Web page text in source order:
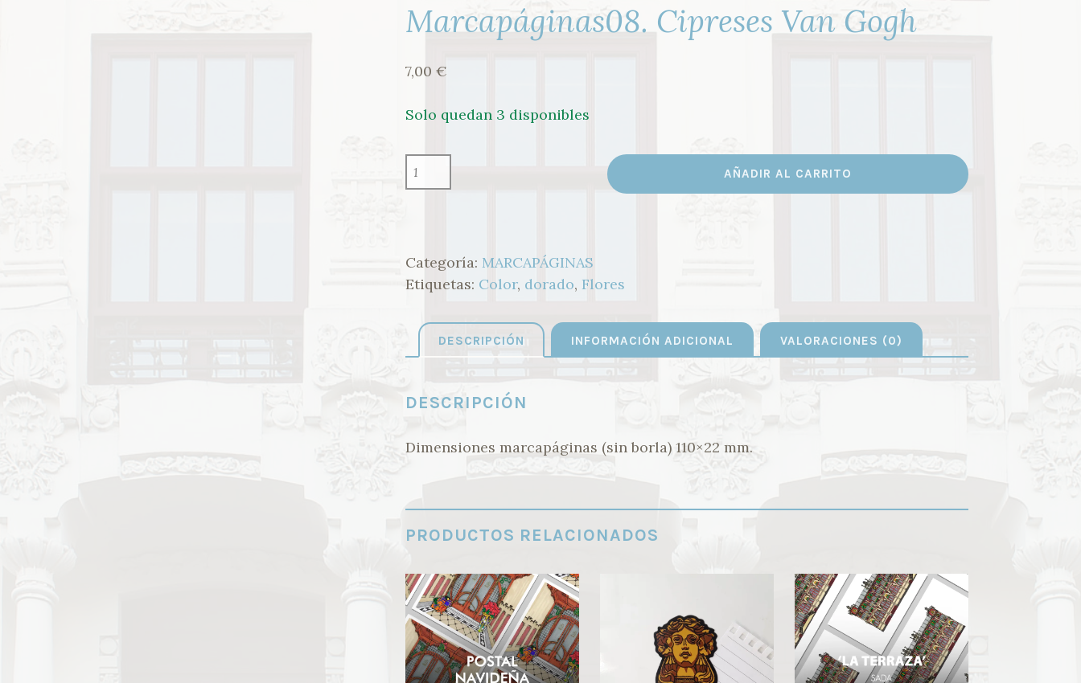
Marcapáginas08. Cipreses Van Gogh
7,00 €
Solo quedan 3 disponibles
CIPRESES
AÑADIR AL CARRITO
Categoría: MARCAPÁGINAS
Etiquetas: Color, dorado, Flores
DESCRIPCIÓN INFORMACIÓN ADICIONAL VALORACIONES (0)
DESCRIPCIÓN
Dimensiones marcapáginas (sin borla) 110×22 mm.
PRODUCTOS RELACIONADOS